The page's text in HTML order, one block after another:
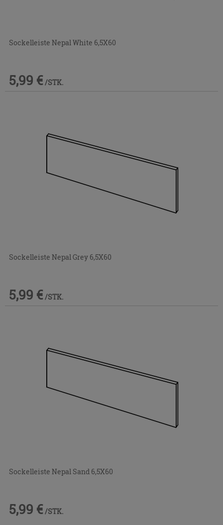
Sockelleiste Nepal White 6,5X60
5,99 € /STK.
Sockelleiste Nepal Grey 6,5X60
5,99 € /STK.
Sockelleiste Nepal Sand 6,5X60
5,99 € /STK.